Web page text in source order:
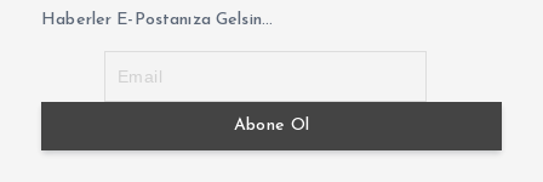
Haberler E-Postanıza Gelsin...